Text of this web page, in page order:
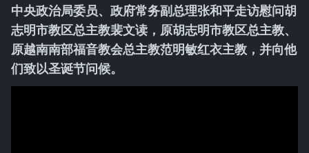
中央政治局委员、政府常务副总理张和平走访慰问胡
志明市教区总主教裴文读，原胡志明市教区总主教、
原越南南部福音教会总主教范明敏红衣主教，并向他
们致以圣诞节问候。